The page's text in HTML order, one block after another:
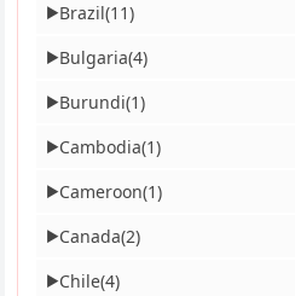
▶Brazil(11)
▶Bulgaria(4)
▶Burundi(1)
▶Cambodia(1)
▶Cameroon(1)
▶Canada(2)
▶Chile(4)